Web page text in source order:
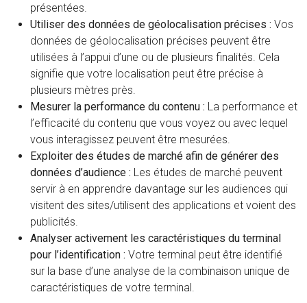
présentées.
Utiliser des données de géolocalisation précises : Vos
données de géolocalisation précises peuvent être
utilisées à l’appui d’une ou de plusieurs finalités. Cela
signifie que votre localisation peut être précise à
plusieurs mètres près.
Mesurer la performance du contenu : La performance et
l’efficacité du contenu que vous voyez ou avec lequel
vous interagissez peuvent être mesurées.
Exploiter des études de marché afin de générer des
données d’audience : Les études de marché peuvent
servir à en apprendre davantage sur les audiences qui
visitent des sites/utilisent des applications et voient des
publicités.
Analyser activement les caractéristiques du terminal
pour l’identification : Votre terminal peut être identifié
sur la base d’une analyse de la combinaison unique de
caractéristiques de votre terminal.